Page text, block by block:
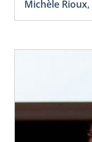
Michèle Rioux,